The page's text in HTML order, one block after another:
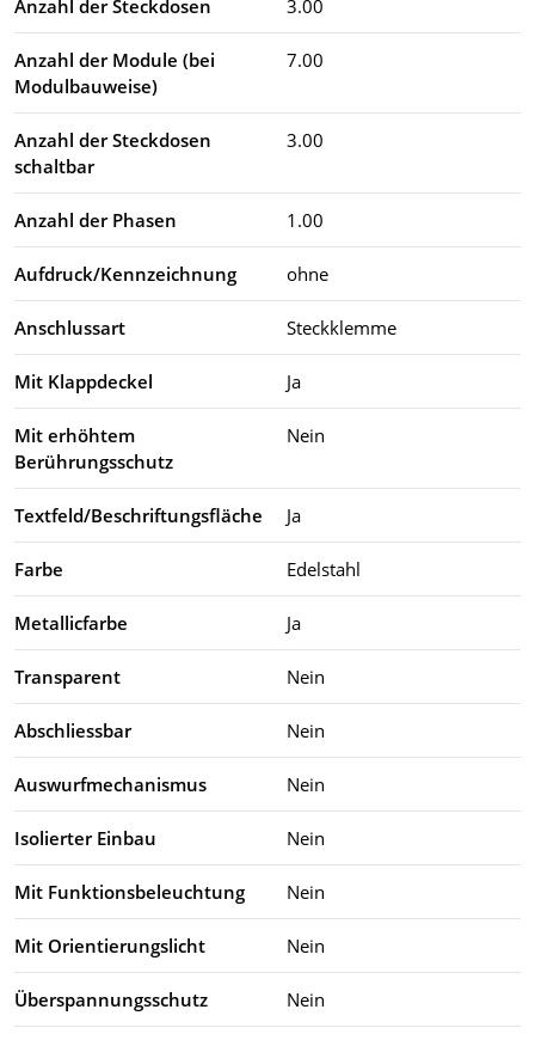
Anzahl der Steckdosen 3.00
Anzahl der Module (bei
Modulbauweise)
7.00
Anzahl der Steckdosen
schaltbar
3.00
Anzahl der Phasen 1.00
Aufdruck/Kennzeichnung ohne
Anschlussart Steckklemme
Mit Klappdeckel Ja
Mit erhöhtem
Berührungsschutz
Nein
Textfeld/Beschriftungsfläche Ja
Farbe Edelstahl
Metallicfarbe Ja
Transparent Nein
Abschliessbar Nein
Auswurfmechanismus Nein
Isolierter Einbau Nein
Mit Funktionsbeleuchtung Nein
Mit Orientierungslicht Nein
Überspannungsschutz Nein